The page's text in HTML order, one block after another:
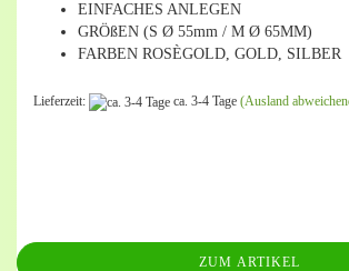
EINFACHES ANLEGEN
GRÖßEN (S Ø 55mm / M Ø 65MM)
FARBEN ROSÈGOLD, GOLD, SILBER
Lieferzeit: ca. 3-4 Tage (Ausland
ZUM ARTIKEL